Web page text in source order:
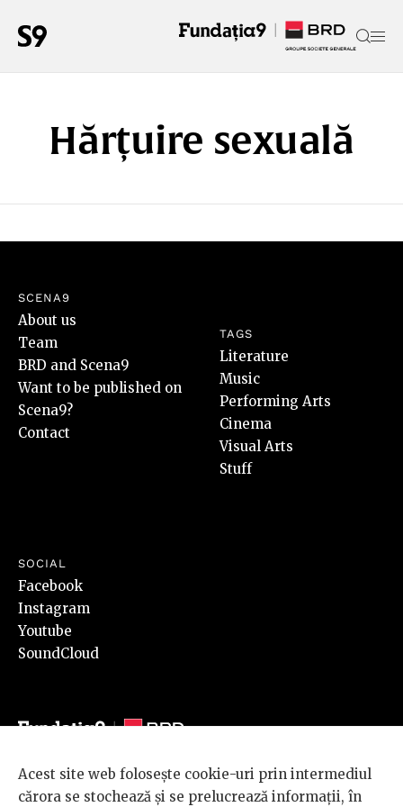
Hărțuire sexuală
SCENA9
About us
Team
BRD and Scena9
Want to be published on
Scena9?
Contact
TAGS
Literature
Music
Performing Arts
Cinema
Visual Arts
Stuff
SOCIAL
Facebook
Instagram
Youtube
SoundCloud
© 2026 BRD Groupe Société Générale, toate drepturile rezervate.
Acest site web folosește cookie-uri prin intermediul
cărora se stochează și se prelucrează informații, în